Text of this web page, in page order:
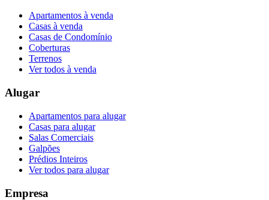
Apartamentos à venda
Casas à venda
Casas de Condomínio
Coberturas
Terrenos
Ver todos à venda
Alugar
Apartamentos para alugar
Casas para alugar
Salas Comerciais
Galpões
Prédios Inteiros
Ver todos para alugar
Empresa